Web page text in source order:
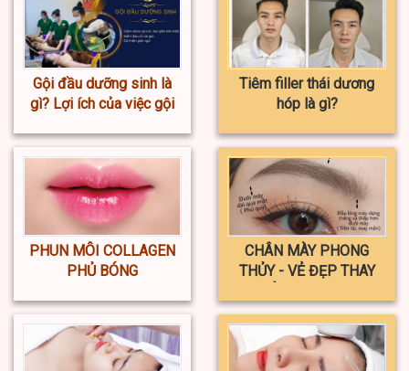
Gội đầu dưỡng sinh là
gì? Lợi ích của việc gội
Tiêm filler thái dương
hóp là gì?
PHUN MÔI COLLAGEN
PHỦ BÓNG
CHÂN MÀY PHONG
THỦY - VẺ ĐẸP THAY